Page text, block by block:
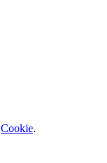
Cookie.